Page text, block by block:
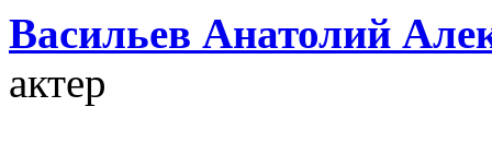
Васильев Анатолий
актер